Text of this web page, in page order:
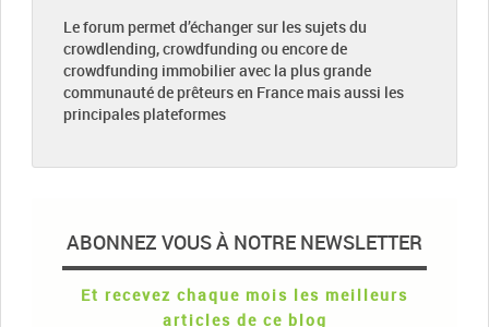
Le forum permet d’échanger sur les sujets du
crowdlending, crowdfunding ou encore de
crowdfunding immobilier avec la plus grande
communauté de prêteurs en France mais aussi les
principales plateformes
ABONNEZ VOUS À NOTRE NEWSLETTER
Et recevez chaque mois les meilleurs
articles de ce blog